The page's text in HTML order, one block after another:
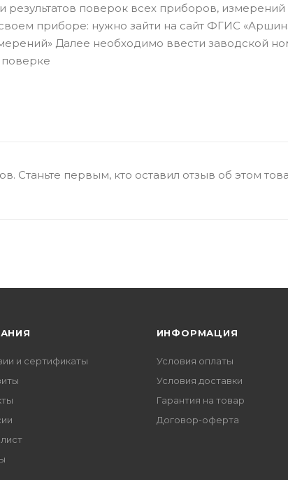
результатов поверок всех приборов,
приборе: нужно зайти на сайт ФГИС
Далее необходимо ввести заводской
Станьте первым, кто оставил отзыв об этом
и сертификаты
ИНФОРМАЦИЯ
Условия оплаты
Условия доставки
Гарантия на товар
Договор-оферта